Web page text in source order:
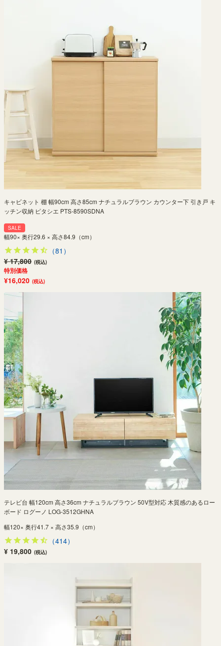
キャビネット 棚 幅90cm 高さ85cm ナチュラルブラウン カウンター下 引き戸 キ
ッチン収納 ピタシエ PTS-8590SDNA
SALE
幅90× 奥行29.6 × 高さ84.9（cm）
（81）
¥ 17,800 (税込)
特別価格
¥16,020 (税込)
テレビ台 幅120cm 高さ36cm ナチュラルブラウン 50V型対応 木質感のあるロー
ボード ログーノ LOG-3512GHNA
幅120× 奥行41.7 × 高さ35.9（cm）
（414）
¥ 19,800 (税込)